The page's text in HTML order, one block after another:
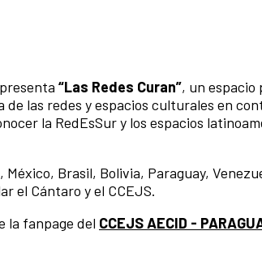
“Las Redes Curan”, un
las redes y espacios culturales en
la RedEsSur y los espacios
Brasil, Bolivia, Paraguay,
el Cántaro y el CCEJS.
la fanpage del CCEJS AECID -